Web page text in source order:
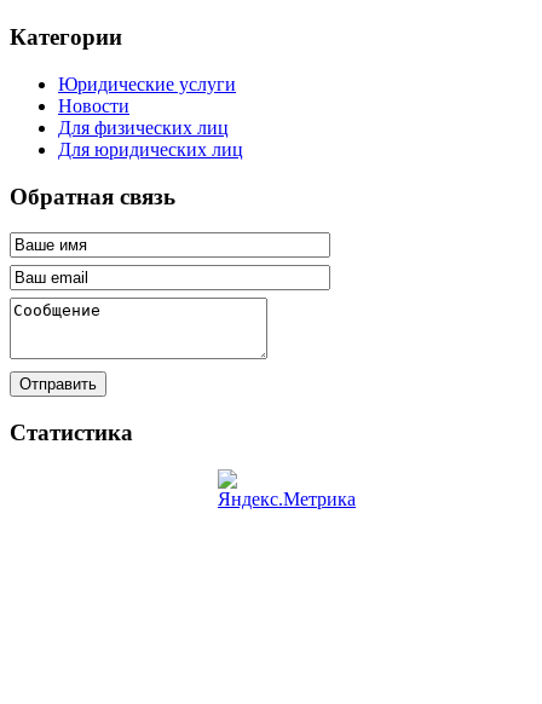
Категории
Юридические услуги
Новости
Для физических лиц
Для юридических лиц
Обратная связь
Отправить
Статистика